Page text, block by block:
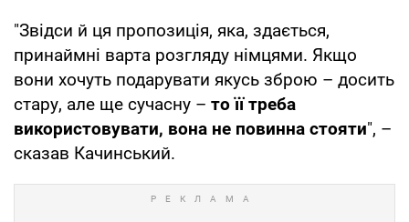
"Звідси й ця пропозиція, яка, здається,
принаймні варта розгляду німцями. Якщо
вони хочуть подарувати якусь зброю – досить
стару, але ще сучасну – то її треба
використовувати, вона не повинна стояти", –
сказав Качинський.